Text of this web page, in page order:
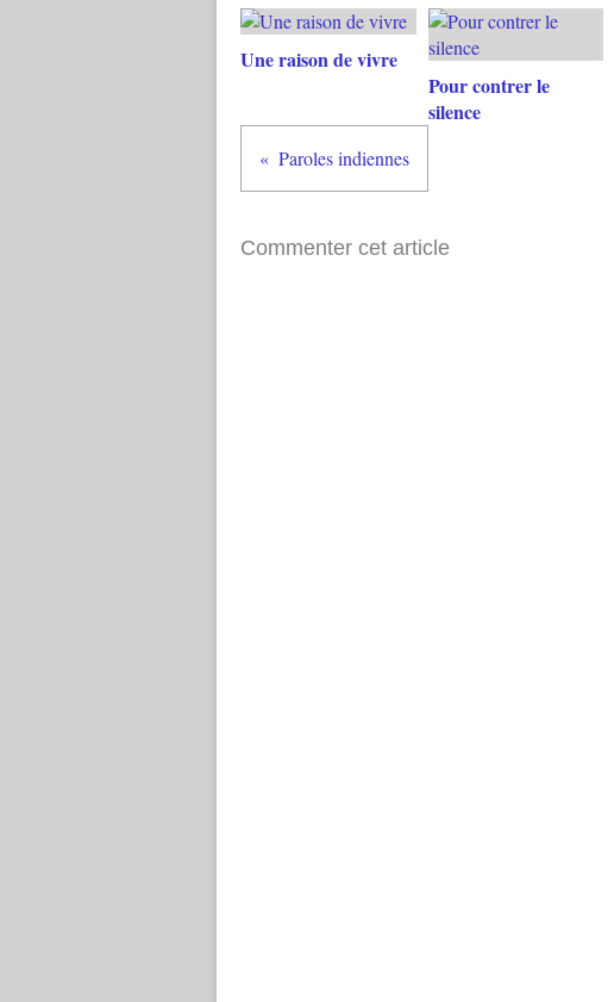
Une raison de vivre
Pour contrer le
silence
Paroles indiennes
Commenter cet article